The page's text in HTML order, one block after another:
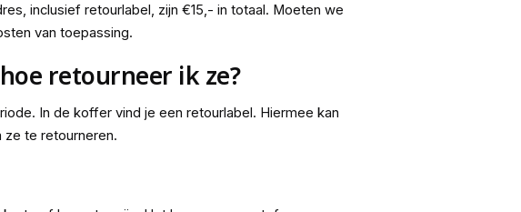
inclusief retourlabel, zijn €15,- in totaal. Moeten we
van toepassing.
retourneer ik ze?
In de koffer vind je een retourlabel. Hiermee kan
te retourneren.